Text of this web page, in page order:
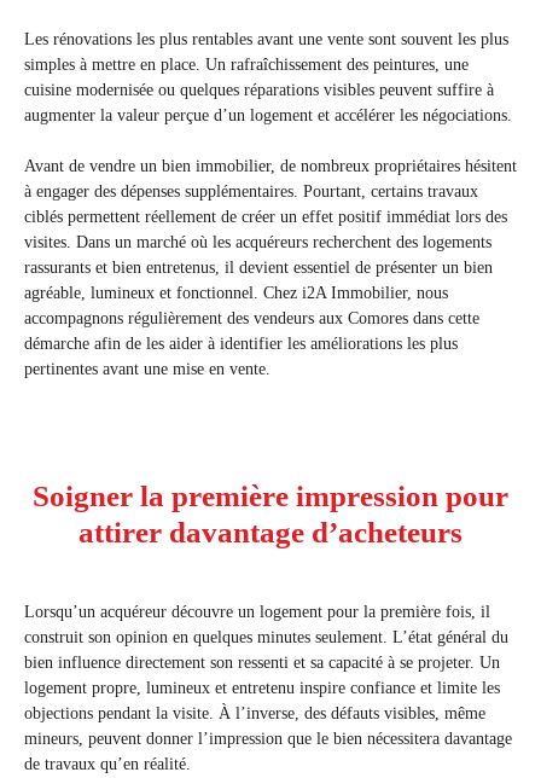
Les rénovations les plus rentables avant une vente sont souvent les plus
simples à mettre en place. Un rafraîchissement des peintures, une
cuisine modernisée ou quelques réparations visibles peuvent suffire à
augmenter la valeur perçue d’un logement et accélérer les négociations.
Avant de vendre un bien immobilier, de nombreux propriétaires hésitent
à engager des dépenses supplémentaires. Pourtant, certains travaux
ciblés permettent réellement de créer un effet positif immédiat lors des
visites. Dans un marché où les acquéreurs recherchent des logements
rassurants et bien entretenus, il devient essentiel de présenter un bien
agréable, lumineux et fonctionnel. Chez i2A Immobilier, nous
accompagnons régulièrement des vendeurs aux Comores dans cette
démarche afin de les aider à identifier les améliorations les plus
pertinentes avant une mise en vente.
Soigner la première impression pour
attirer davantage d’acheteurs
Lorsqu’un acquéreur découvre un logement pour la première fois, il
construit son opinion en quelques minutes seulement. L’état général du
bien influence directement son ressenti et sa capacité à se projeter. Un
logement propre, lumineux et entretenu inspire confiance et limite les
objections pendant la visite. À l’inverse, des défauts visibles, même
mineurs, peuvent donner l’impression que le bien nécessitera davantage
de travaux qu’en réalité.